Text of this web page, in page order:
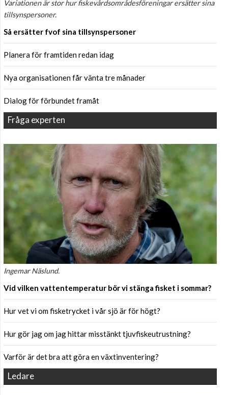
Variationen är stor hur fiskevårdsområdesföreningar ersätter sina
tillsynspersoner.
Så ersätter fvof sina tillsynspersoner
Planera för framtiden redan idag
Nya organisationen får vänta tre månader
Dialog för förbundet framåt
Fråga experten
Ingemar Näslund.
Vid vilken vattentemperatur bör vi stänga fisket i sommar?
Hur vet vi om fisketrycket i vår sjö är för högt?
Hur gör jag om jag hittar misstänkt tjuvfiskeutrustning?
Varför är det bra att göra en växtinventering?
Ledare